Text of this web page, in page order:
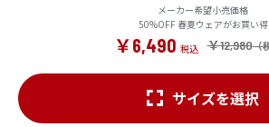
メーカー希望小売価格
50%OFF 春夏ウェアがお買い得
￥12,980
￥6,490
サイズを選択